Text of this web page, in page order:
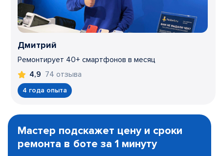
Дмитрий
Ремонтирует 40+ смартфонов в месяц
4,9 74 отзыва
4 года опыта
1
Мастер подскажет цену и сроки
ремонта в боте за 1 минуту